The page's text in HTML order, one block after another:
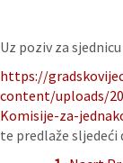
Uz poziv za
https://
content/uploads/
Komisije-za-
te predlaže sljedeći